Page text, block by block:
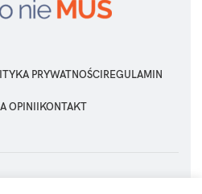
PRYWATNOŚCI REGULAMIN
OPINII KONTAKT